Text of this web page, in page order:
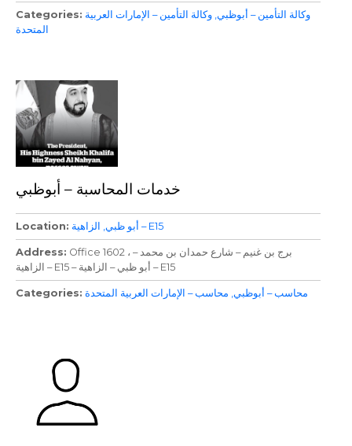
Categories وكالة التأمين – أبوظبي وكالة التأمين – الإمارات العربية
المتحدة
خدمات المحاسبة – أبوظبي
Location أبو ظبي الزاهية – E15
Address Office 1602 ، برج بن غنيم – شارع حمدان بن محمد –
الزاهية – E15 – أبو ظبي – الزاهية – E15
Categories محاسب – أبوظبي محاسب – الإمارات العربية المتحدة